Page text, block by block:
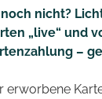
nicht?
„live“ und
–